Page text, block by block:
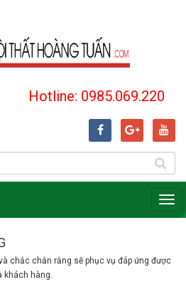
Hotline: 0985.069.220
chắc chắn rằng sẽ phục vụ đáp ứng được
khách hàng.